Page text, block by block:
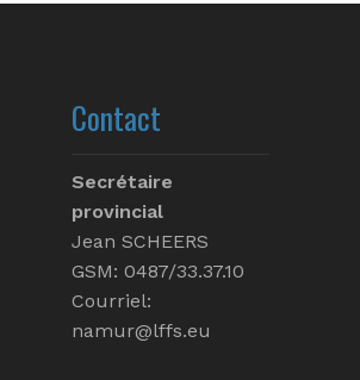
Contact
Secrétaire
provincial
Jean SCHEERS
GSM: 0487/33.37.10
Courriel:
namur@lffs.eu